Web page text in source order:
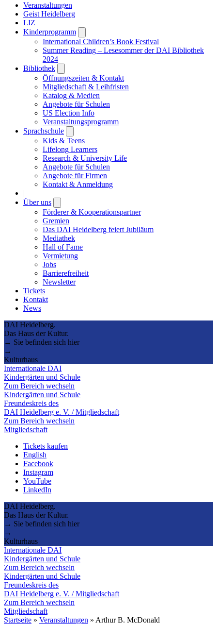
Veranstaltungen
Geist Heidelberg
LIZ
Kinderprogramm
submenu
International Children’s Book Festival
Summer Reading – Lesesommer der DAI Bibliothek
2024
Bibliothek
submenu
Öffnungszeiten & Kontakt
Mitgliedschaft & Leihfristen
Katalog & Medien
Angebote für Schulen
US Election Info
Veranstaltungsprogramm
Sprachschule
submenu
Kids & Teens
Lifelong Learners
Research & University Life
Angebote für Schulen
Angebote für Firmen
Kontakt & Anmeldung
|
Über uns
submenu
Förderer & Kooperationspartner
Gremien
Das DAI Heidelberg feiert Jubiläum
Mediathek
Hall of Fame
Vermietung
Jobs
Barrierefreiheit
Newsletter
Tickets
Kontakt
News
DAI Heidelberg.
Das Haus der Kultur.
→ Sie befinden sich hier
→
Kulturhaus
Internationale DAI
Kindergärten und Schule
Zum Bereich wechseln
Kindergärten und Schule
Freundeskreis des
DAI Heidelberg e. V. / Mitgliedschaft
Zum Bereich wechseln
Mitgliedschaft
Tickets kaufen
English
Facebook
Instagram
YouTube
LinkedIn
DAI Heidelberg.
Das Haus der Kultur.
→ Sie befinden sich hier
→
Kulturhaus
Internationale DAI
Kindergärten und Schule
Zum Bereich wechseln
Kindergärten und Schule
Freundeskreis des
DAI Heidelberg e. V. / Mitgliedschaft
Zum Bereich wechseln
Mitgliedschaft
Startseite » Veranstaltungen » Arthur B. McDonald